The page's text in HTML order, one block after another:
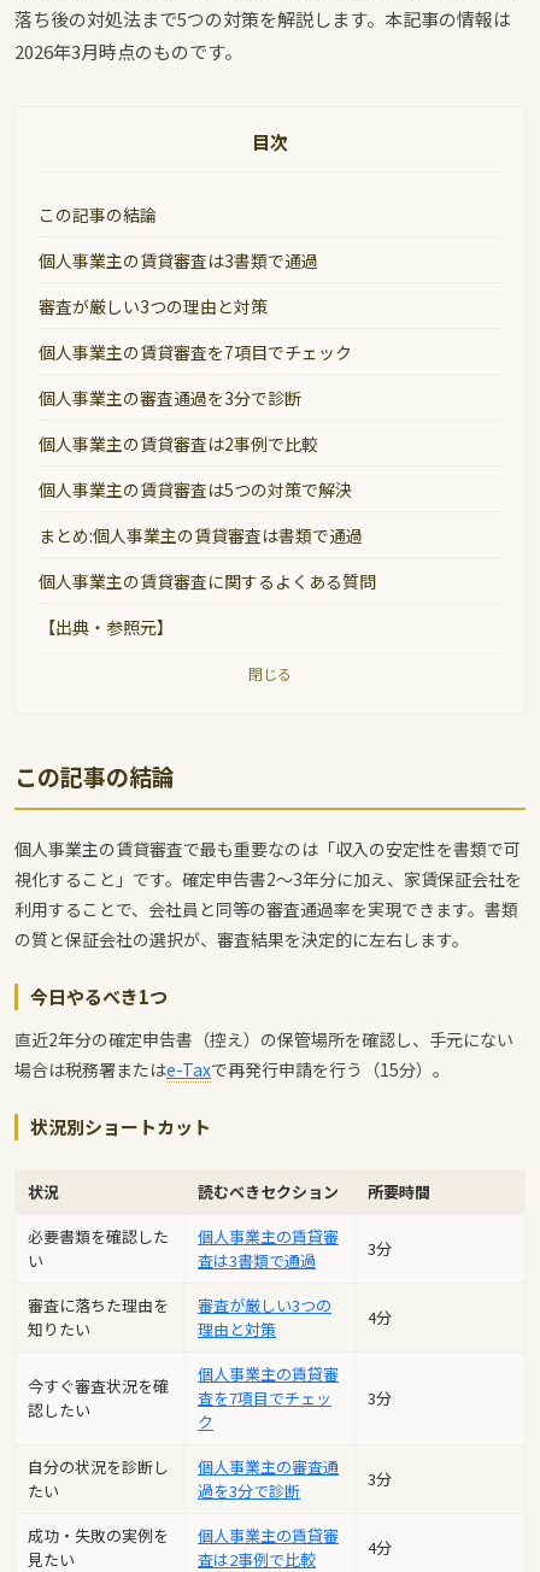
落ち後の対処法まで5つの対策を解説します。本記事の情報は
2026年3月時点のものです。
目次
この記事の結論
個人事業主の賃貸審査は3書類で通過
審査が厳しい3つの理由と対策
個人事業主の賃貸審査を7項目でチェック
個人事業主の審査通過を3分で診断
個人事業主の賃貸審査は2事例で比較
個人事業主の賃貸審査は5つの対策で解決
まとめ:個人事業主の賃貸審査は書類で通過
個人事業主の賃貸審査に関するよくある質問
【出典・参照元】
閉じる
この記事の結論
個人事業主の賃貸審査で最も重要なのは「収入の安定性を書類で可
視化すること」です。確定申告書2〜3年分に加え、家賃保証会社を
利用することで、会社員と同等の審査通過率を実現できます。書類
の質と保証会社の選択が、審査結果を決定的に左右します。
今日やるべき1つ
直近2年分の確定申告書（控え）の保管場所を確認し、手元にない
場合は税務署またはe-Taxで再発行申請を行う（15分）。
状況別ショートカット
状況 読むべきセクション
所要時間
必要書類を確認した
い
個人事業主の賃貸審
査は3書類で通過
3分
審査に落ちた理由を
知りたい
審査が厳しい3つの
理由と対策
4分
今すぐ審査状況を確
認したい
個人事業主の賃貸審
査を7項目でチェッ
ク
3分
自分の状況を診断し
たい
個人事業主の審査通
過を3分で診断
3分
成功・失敗の実例を
見たい
個人事業主の賃貸審
査は2事例で比較
4分